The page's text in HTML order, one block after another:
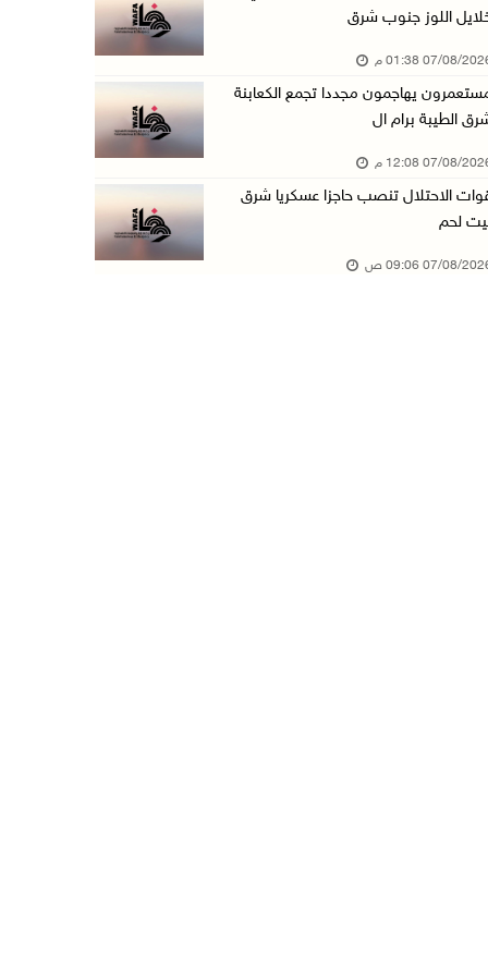
الذهب يتجه لأفضل أداء أسبوعي منذ كانون الثاني
قوات الاحتلال تنصب حاجزا عسكريا شرق بيت لحم
مستعمرون بحماية قوات الاحتلال يقتحمون برك سلي ...
اللوز جنوب شرق
08/2026 01:38 م
يهاجمون مجددا تجمع الكعابنة
الطيبة برام ال
08/2026 12:08 م
الاحتلال تنصب حاجزا عسكريا شرق
لحم
08/2026 09:06 ص